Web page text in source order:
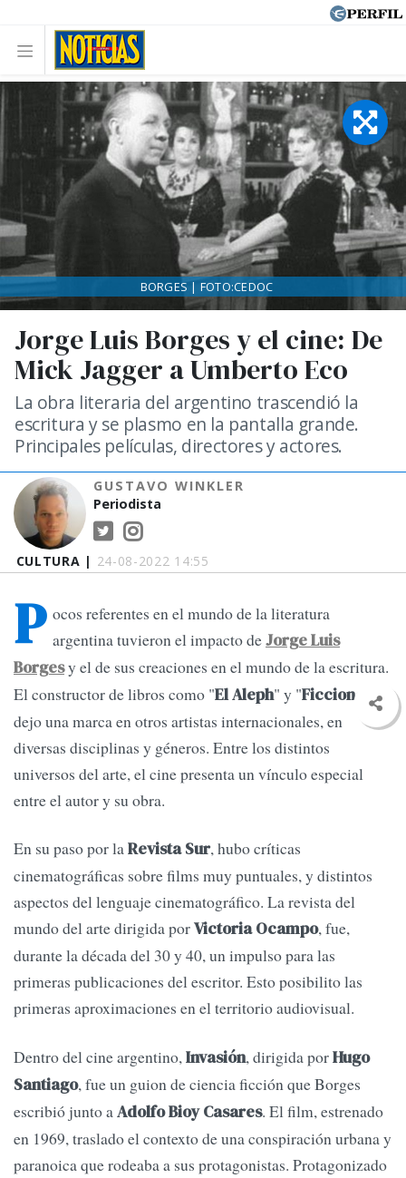
CULTURA | 24-08-2022 14:55
Jorge Luis Borges y el cine: De
Mick Jagger a Umberto Eco
La obra literaria del argentino trascendió la
escritura y se plasmo en la pantalla grande.
Principales películas, directores y actores.
GUSTAVO WINKLER
Periodista
BORGES | FOTO:CEDOC
P ocos referentes en el mundo de la literatura
argentina tuvieron el impacto deJorge Luis
Borgesy el de sus creaciones en el mundo de la escritura.
El constructor de libros como "El Aleph" y "Ficciones"
dejo una marca en otros artistas internacionales, en
diversas disciplinas y géneros. Entre los distintos
universos del arte, el cine presenta un vínculo especial
entre el autor y su obra.
En su paso por laRevista Sur, hubo críticas
cinematográficas sobre films muy puntuales, y distintos
aspectos del lenguaje cinematográfico. La revista del
mundo del arte dirigida porVictoria Ocampo, fue,
durante la década del 30 y 40, un impulso para las
primeras publicaciones del escritor. Esto posibilito las
primeras aproximaciones en el territorio audiovisual.
Dentro del cine argentino,Invasión, dirigida porHugo
Santiago, fue un guion de ciencia ficción que Borges
escribió junto aAdolfo Bioy Casares. El film, estrenado
en 1969, traslado el contexto de una conspiración urbana y
paranoica que rodeaba a sus protagonistas. Protagonizado